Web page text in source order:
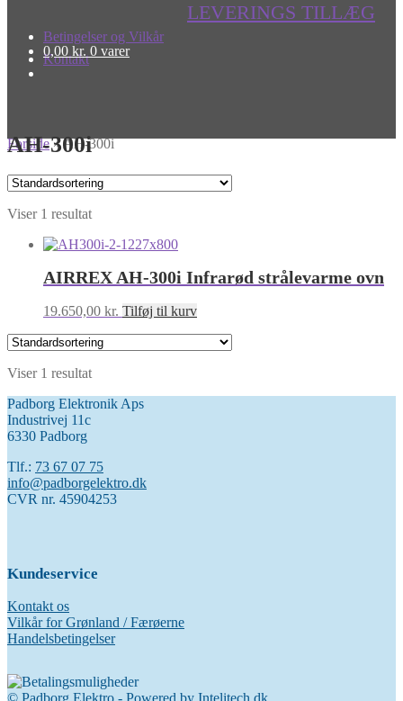
LEVERINGS TILLÆG
Betingelser og Vilkår
Kontakt
0,00 kr. 0 varer
Forside»AH-300i
AH-300i
Viser 1 resultat
AIRREX AH-300i Infrarød strålevarme ovn
19.650,00 kr. Tilføj til kurv
Viser 1 resultat
Padborg Elektronik Aps
Industrivej 11c
6330 Padborg
Tlf.: 73 67 07 75
info@padborgelektro.dk
CVR nr. 45904253
Kundeservice
Kontakt os
Vilkår for Grønland / Færøerne
Handelsbetingelser
© Padborg Elektro - Powered by Intelitech.dk